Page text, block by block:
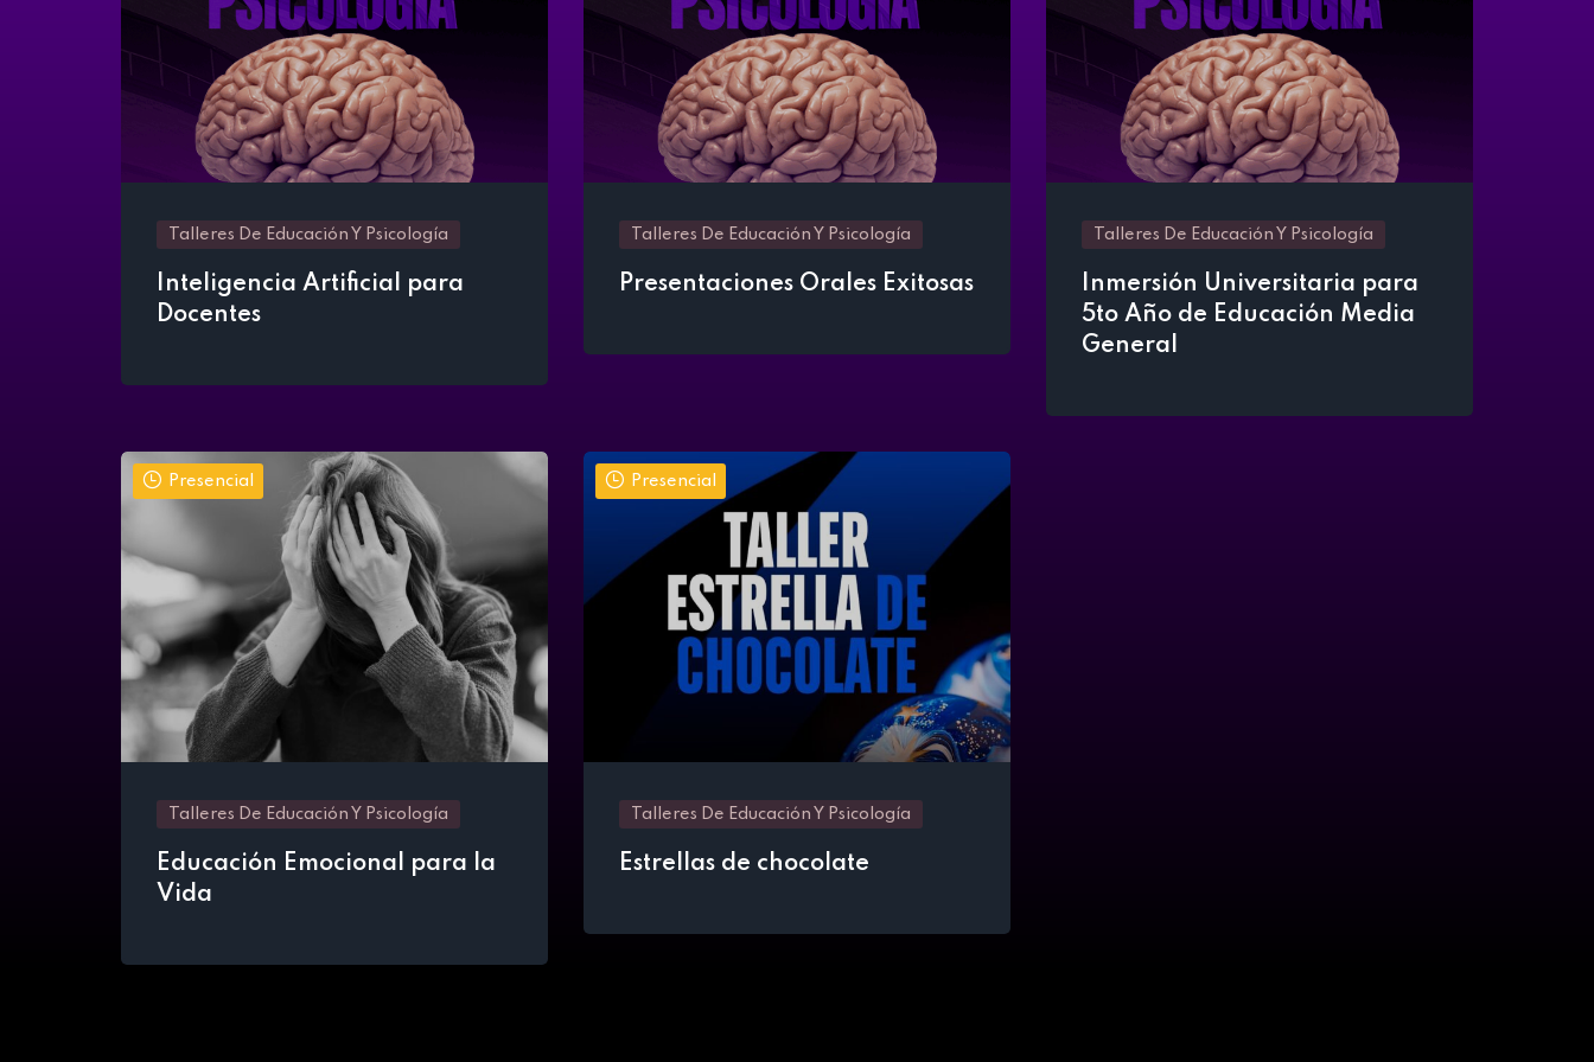
Talleres De Educación Y Psicología
Inteligencia Artificial para
Docentes
Talleres De Educación Y Psicología
Presentaciones Orales Exitosas
Talleres De Educación Y Psicología
Inmersión Universitaria para
5to Año de Educación Media
General
Presencial
Talleres De Educación Y Psicología
Educación Emocional para la
Vida
Presencial
Talleres De Educación Y Psicología
Estrellas de chocolate